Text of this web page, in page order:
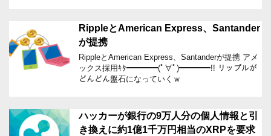
RippleとAmerican Express、Santander
が提携
RippleとAmerican Express、Santanderが提携 アメ
ックス採用ｷﾀ━━━━(ﾟ∀ﾟ)━━━━!! リップルが
どんどん盤石になっていくｗ
ハッカーが銀行の9万人分の個人情報と引
き換えに約1億1千万円相当のXRPを要求